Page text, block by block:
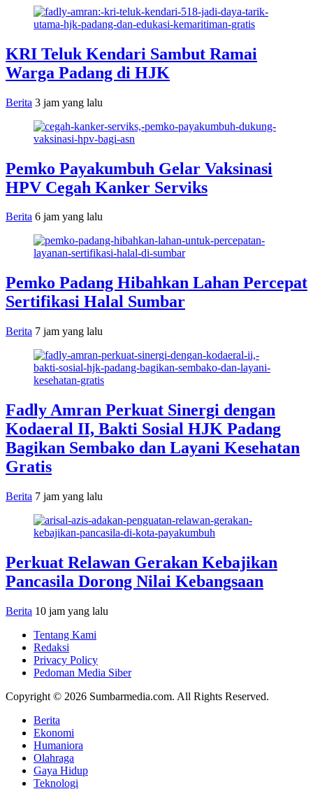
KRI Teluk Kendari Sambut Ramai
Warga Padang di HJK
Berita 3 jam yang lalu
Pemko Payakumbuh Gelar Vaksinasi
HPV Cegah Kanker Serviks
Berita 6 jam yang lalu
Pemko Padang Hibahkan Lahan Percepat
Sertifikasi Halal Sumbar
Berita 7 jam yang lalu
Fadly Amran Perkuat Sinergi dengan
Kodaeral II, Bakti Sosial HJK Padang
Bagikan Sembako dan Layani Kesehatan
Gratis
Berita 7 jam yang lalu
Perkuat Relawan Gerakan Kebajikan
Pancasila Dorong Nilai Kebangsaan
Berita 10 jam yang lalu
Tentang Kami
Redaksi
Privacy Policy
Pedoman Media Siber
Copyright © 2026 Sumbarmedia.com. All Rights Reserved.
Berita
Ekonomi
Humaniora
Olahraga
Gaya Hidup
Teknologi